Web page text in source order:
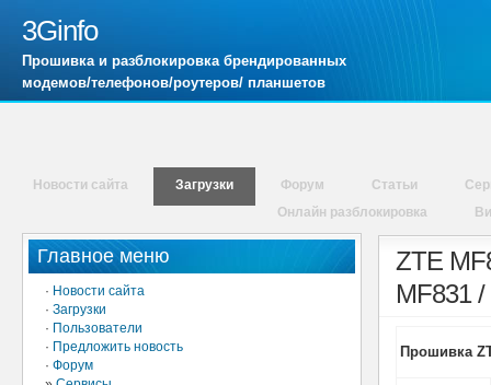
3Ginfo
Прошивка и разблокировка брендированных
модемов/телефонов/роутеров/ планшетов
Новости сайта Загрузки Форум Статьи
Онлайн разблокировка
Главное меню
· Новости сайта
· Загрузки
· Пользователи
· Предложить новость
· Форум
ZTE
MF831
Прошивка